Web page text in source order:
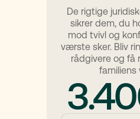
De rigtige
sikrer dem, du
mod tvivl og
værste sker. Bliv
rådgivere og få
familiens